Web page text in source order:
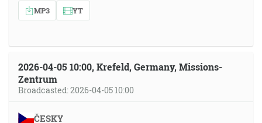
MP3 YT
2026-04-05 10:00, Krefeld, Germany, Missions-
Zentrum
Broadcasted: 2026-04-05 10:00
ČESKY